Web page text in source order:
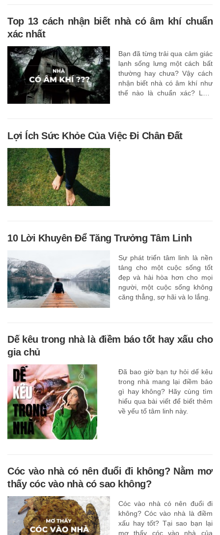
Top 13 cách nhận biết nhà có âm khí chuẩn
xác nhất
Bạn đã từng trải qua cảm giác
lạnh sống lưng một cách bất
thường hay chưa? Vậy cách
nhận biết nhà có âm khí như
thế nào là chuẩn xác? Làm
Lợi Ích Sức Khỏe Của Việc Đi Chân Đất
10 Lời Khuyên Để Tăng Trưởng Tâm Linh
Sự phát triển tâm linh là nền
tảng cho một cuộc sống tốt
đẹp và hài hòa hơn cho mọi
người, một cuộc sống không
căng thẳng, sợ hãi và lo lắng.
Dế kêu trong nhà là điềm báo tốt hay xấu cho
gia chủ
Đã bao giờ bạn tự hỏi dế kêu
trong nhà mang lại điềm báo
gì hay không? Hãy cùng tìm
hiểu qua bài viết để biết thêm
về yếu tố tâm linh này.
Cóc vào nhà có nên đuổi đi không? Nằm mơ
thấy cóc vào nhà có sao không?
Cóc vào nhà có nên đuổi đi
không? Cóc vào nhà là điềm
xấu hay tốt? Tại sao bạn lại
mơ thấy cóc vào nhà của